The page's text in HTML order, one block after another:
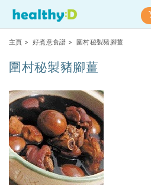
主頁 好煮意食譜 > 圍村秘製豬腳薑
圍村秘製豬腳薑